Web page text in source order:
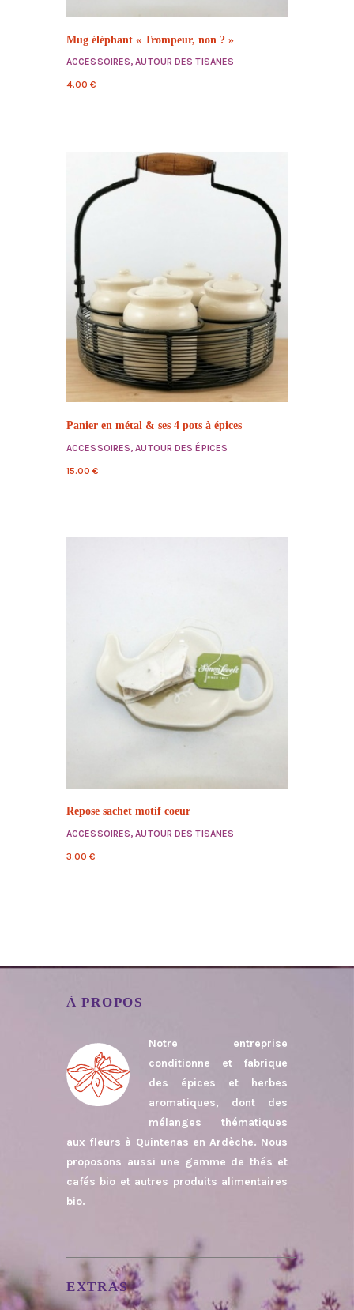
Mug éléphant « Trompeur, non ? »
ACCESSOIRES,AUTOUR DES TISANES
4.00 €
Panier en métal & ses 4 pots à épices
ACCESSOIRES,AUTOUR DES ÉPICES
15.00 €
Repose sachet motif coeur
ACCESSOIRES,AUTOUR DES TISANES
3.00 €
À PROPOS
Notre entreprise
conditionne et fabrique
des épices et herbes
aromatiques, dont des
mélanges thématiques
aux fleurs à Quintenas en Ardèche. Nous
proposons aussi une gamme de thés et
cafés bio et autres produits alimentaires
bio.
EXTRAS